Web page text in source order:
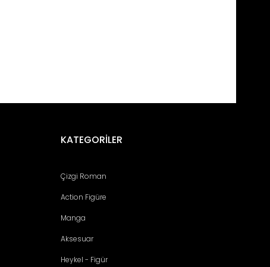
KATEGORİLER
Çizgi Roman
Action Figüre
Manga
Aksesuar
Heykel - Figür